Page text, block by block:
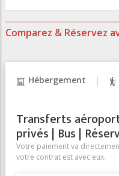
Comparez & Réservez
Hébergement
Transferts
privés | Bus |
Votre paiement va
votre contrat est avec eux.